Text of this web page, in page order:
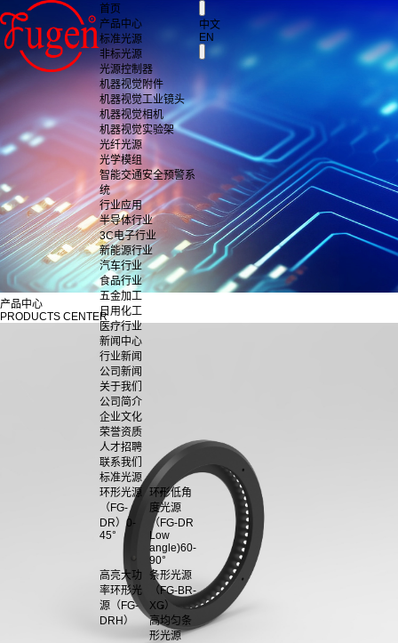
首页
产品中心
标准光源
非标光源
光源控制器
机器视觉附件
机器视觉工业镜头
机器视觉相机
机器视觉实验架
光纤光源
光学模组
智能交通安全预警系
统
行业应用
半导体行业
3C电子行业
新能源行业
汽车行业
食品行业
五金加工
日用化工
医疗行业
新闻中心
行业新闻
公司新闻
关于我们
公司简介
企业文化
荣誉资质
人才招聘
联系我们
标准光源
环形光源
（FG-
DR）0-
45°
环形低角
度光源
（FG-DR
Low
angle)60-
90°
高亮大功
率环形光
源（FG-
DRH）
条形光源
（FG-BR-
XG）
高均匀条
形光源
中文
EN
产品中心
PRODUCTS CENTER